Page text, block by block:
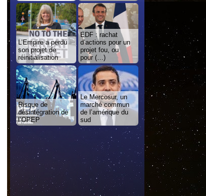
L’Empire a perdu
son projet de
réinitialisation
EDF : rachat
d’actions pour un
projet fou, ou
pour (…)
Risque de
désintégration de
l’OPEP
Le Mercosur, un
marché commun
de l’amérique du
sud